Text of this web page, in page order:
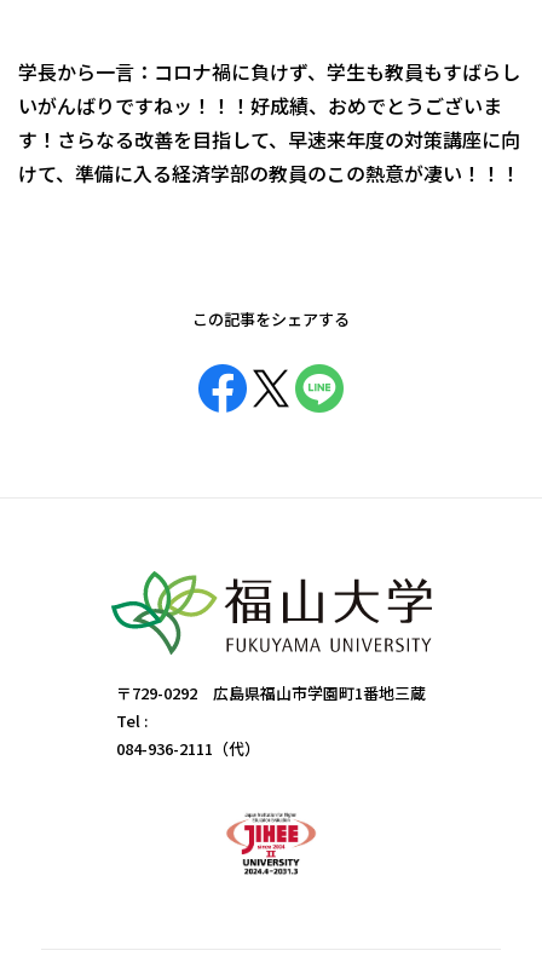
学長から一言：コロナ禍に負けず、学生も教員もすばらし
いがんばりですねッ！！！好成績、おめでとうございま
す！さらなる改善を目指して、早速来年度の対策講座に向
けて、準備に入る経済学部の教員のこの熱意が凄い！！！
この記事をシェアする
〒729-0292 広島県福山市学園町1番地三蔵
Tel :
084-936-2111（代）